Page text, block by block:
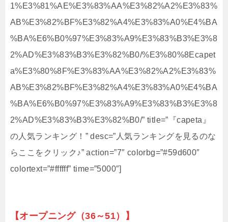
1%E3%81%AE%E3%83%AA%E3%82%A2%E3%83%
AB%E3%82%BF%E3%82%A4%E3%83%A0%E4%BA
%BA%E6%B0%97%E3%83%A9%E3%83%B3%E3%8
2%AD%E3%83%B3%E3%82%B0/%E3%80%8Ecapet
a%E3%80%8F%E3%83%AA%E3%82%A2%E3%83%
AB%E3%82%BF%E3%82%A4%E3%83%A0%E4%BA
%BA%E6%B0%97%E3%83%A9%E3%83%B3%E3%8
2%AD%E3%83%B3%E3%82%B0/” title=”『capeta』
の人気ランキング！” desc=”人気ランキングを見るのな
らここをクリック♪” action=”7″ colorbg=”#59d600″
colortext=”#ffffff” time=”5000″]
【オープニング（36～51）】